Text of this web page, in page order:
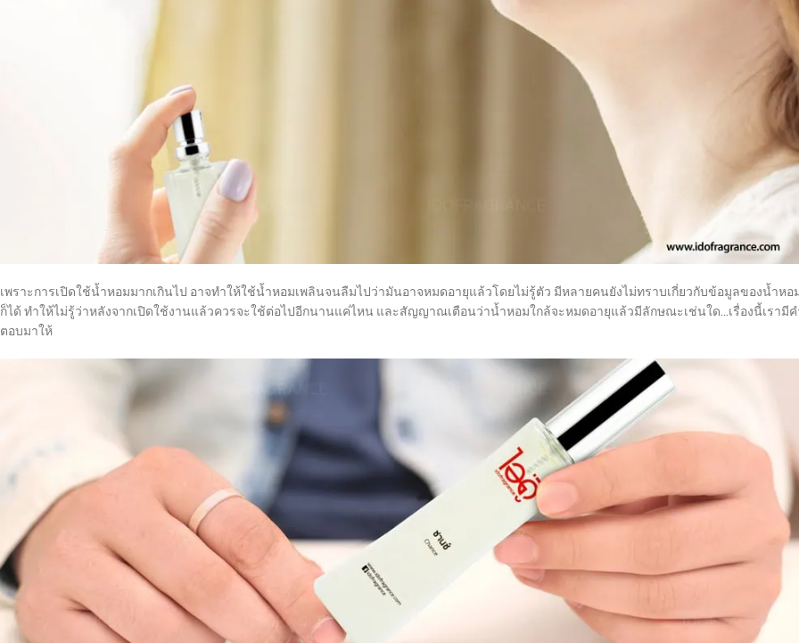
เพราะการเปิดใช้น้ำหอมมากเกินไป อาจทำให้ใช้น้ำหอมเพลินจนลืมไปว่ามันอาจหมดอายุแล้วโดยไม่รู้ตัว มีหลายคนยังไม่ทราบเกี่ยวกับข้อมูลของน้ำหอ
ก็ได้ ทำให้ไม่รู้ว่าหลังจากเปิดใช้งานแล้วควรจะใช้ต่อไปอีกนานแค่ไหน และสัญญาณเตือนว่าน้ำหอมใกล้จะหมดอายุแล้วมีลักษณะเช่นใด…เรื่องนี้เรามี
ตอบมาให้